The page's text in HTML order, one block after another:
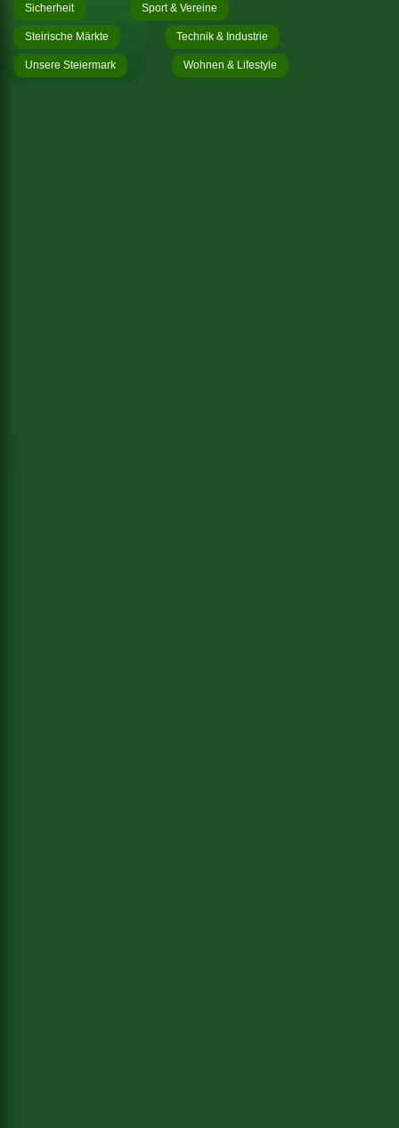
Sicherheit Sport & Vereine
Steirische Märkte Technik & Industrie
Unsere Steiermark Wohnen & Lifestyle